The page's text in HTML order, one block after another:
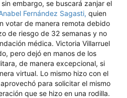
embargo, se buscará zanjar el
Fernández Sagasti, quien
votar de manera remota debido
de riesgo de 32 semanas y no
médica. Victoria Villarruel
pero dejó en manos de los
de manera excepcional, si
virtual. Lo mismo hizo con el
para solicitar el mismo
que se hizo en una rodilla.